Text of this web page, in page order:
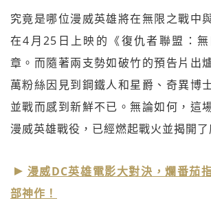
究竟是哪位漫威英雄將在無限之戰中
在4月25日上映的《復仇者聯盟：
章。而隨著兩支勢如破竹的預告片出
萬粉絲因見到鋼鐵人和星爵、奇異博
並戰而感到新鮮不已。無論如何，這
漫威英雄戰役，已經燃起戰火並揭開了
漫威DC英雄電影大對決，爛番茄
部神作！